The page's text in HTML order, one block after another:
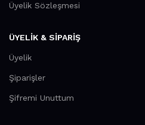
Üyelik Sözleşmesi
ÜYELİK & SİPARİŞ
Üyelik
Şiparişler
Şifremi Unuttum